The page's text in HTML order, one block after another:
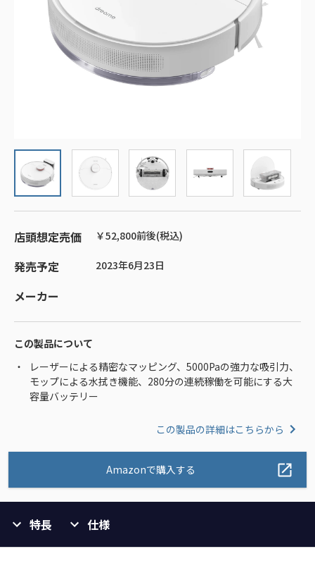
店頭想定売価 ￥52,800前後(税込)
発売予定 2023年6月23日
メーカー
この製品について
レーザーによる精密なマッピング、5000Paの強力な吸引力、
モップによる水拭き機能、280分の連続稼働を可能にする大
容量バッテリー
この製品の詳細はこちらから
Amazonで購入する
特長 仕様